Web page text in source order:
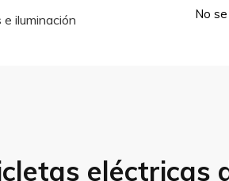
e iluminación
No
eléctricas